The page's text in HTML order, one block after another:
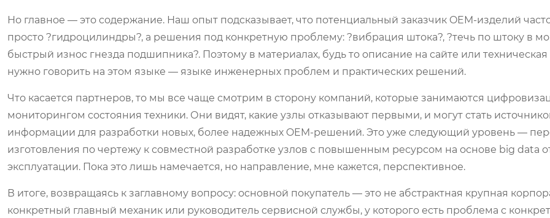
Но главное — это содержание. Наш опыт подсказывает, что потенциальный заказчик OEM-изделий
просто ?гидроцилиндры?, а решения под конкретную проблему: ?вибрация штока?, ?течь по штоку в
быстрый износ гнезда подшипника?. Поэтому в материалах, будь то описание на сайте или техническая
нужно говорить на этом языке — языке инженерных проблем и практических решений.
Что касается партнеров, то мы все чаще смотрим в сторону компаний, которые занимаются
мониторингом состояния техники. Они видят, какие узлы отказывают первыми, и могут стать
информации для разработки новых, более надежных OEM-решений. Это уже следующий уровень —
изготовления по чертежу к совместной разработке узлов с повышенным ресурсом на основе big data
эксплуатации. Пока это лишь намечается, но направление, мне кажется, перспективное.
В итоге, возвращаясь к заглавному вопросу: основной покупатель — это не абстрактная крупная
конкретный главный механик или руководитель сервисной службы, у которого есть проблема с